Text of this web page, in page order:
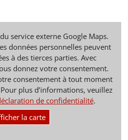
service externe Google Maps.
données personnelles peuvent
à des tierces parties. Avec
donnez votre consentement.
consentement à tout moment
plus d’informations, veuillez
de confidentialité.
la carte